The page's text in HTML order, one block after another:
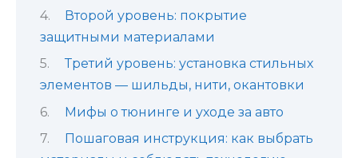
Второй уровень: покрытие
защитными материалами
Третий уровень: установка стильных
элементов — шильды, нити, окантовки
Мифы о тюнинге и уходе за авто
Пошаговая инструкция: как выбрать